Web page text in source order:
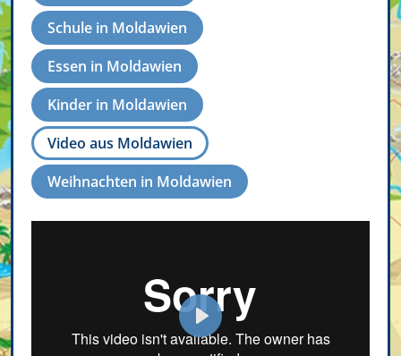
Schule in Moldawien
Essen in Moldawien
Kinder in Moldawien
Video aus Moldawien
Weihnachten in Moldawien
Play